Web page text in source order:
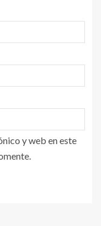
y web en este